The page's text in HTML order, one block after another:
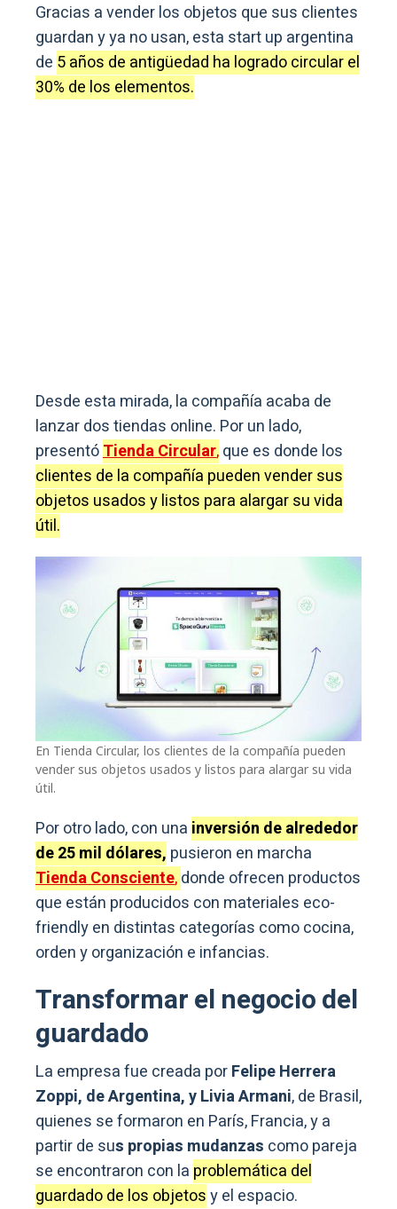
Gracias a vender los objetos que sus clientes
guardan y ya no usan, esta start up argentina
de 5 años de antigüedad ha logrado circular el
30% de los elementos.
Desde esta mirada, la compañía acaba de
lanzar dos tiendas online. Por un lado,
presentóTienda Circular,que es donde los
clientes de la compañía pueden vender sus
objetos usados y listos para alargar su vida
útil.
En Tienda Circular, los clientes de la compañía pueden
vender sus objetos usados y listos para alargar su vida
útil.
Por otro lado, con una inversión de alrededor
de 25 mil dólares, pusieron en marcha
Tienda Consciente,donde ofrecen productos
que están producidos con materiales eco-
friendly en distintas categorías como cocina,
orden y organización e infancias.
Transformar el negocio del
guardado
La empresa fue creada porFelipe Herrera
Zoppi, de Argentina, y Livia Armani, de Brasil,
quienes se formaron en París, Francia, y a
partir de sus propias mudanzas como pareja
se encontraron con la problemática del
guardado de los objetosy el espacio.